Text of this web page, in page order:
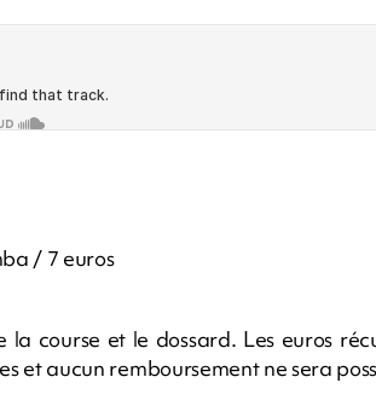
/ 7 euros
course et le dossard. Les euros
et aucun remboursement ne sera